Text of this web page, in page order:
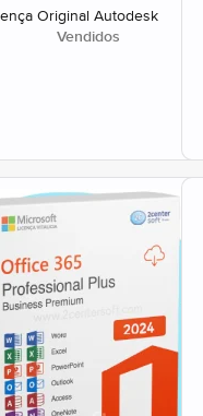
Original Autodesk
Vendidos